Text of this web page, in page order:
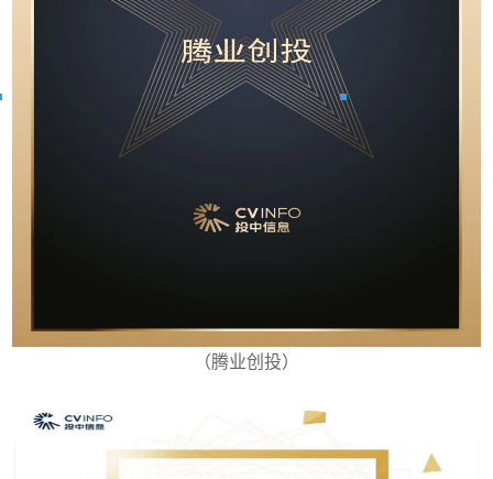
（腾业创投）